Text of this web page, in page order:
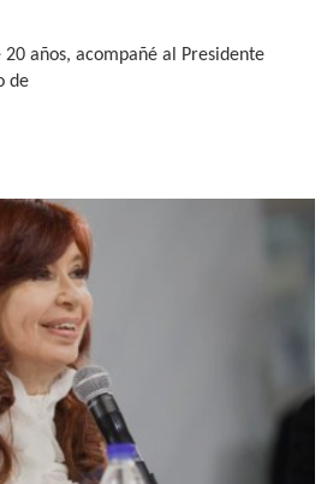
años, acompañé al Presidente
de